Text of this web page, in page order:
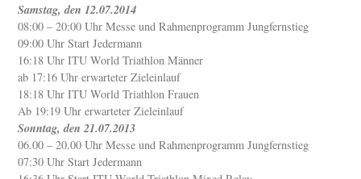
Samstag, den 12.07.2014
08:00 – 20:00 Uhr Messe und Rahmenprogramm Jungfernstieg
09:00 Uhr Start Jedermann
16:18 Uhr ITU World Triathlon Männer
ab 17:16 Uhr erwarteter Zieleinlauf
18:18 Uhr ITU World Triathlon Frauen
Ab 19:19 Uhr erwarteter Zieleinlauf
Sonntag, den 21.07.2013
06.00 – 20.00 Uhr Messe und Rahmenprogramm Jungfernstieg
07:30 Uhr Start Jedermann